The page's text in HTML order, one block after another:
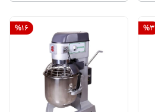
%3
%16